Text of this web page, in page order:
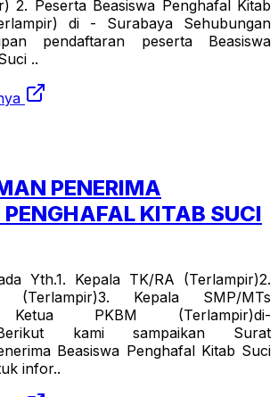
2. Peserta Beasiswa Penghafal Kitab
di - Surabaya Sehubungan
pendaftaran peserta Beasiswa
..
PENERIMA
KITAB SUCI
Yth.1. Kepala TK/RA (Terlampir)2.
(Terlampir)3. Kepala SMP/MTs
Ketua PKBM (Terlampir)di-
kami sampaikan Surat
Beasiswa Penghafal Kitab Suci
infor..